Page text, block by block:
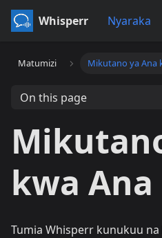
Whisperr Nyaraka
Matumizi Mikutano ya Ana
On this page
kwa Ana
Tumia Whisperr kunukuu